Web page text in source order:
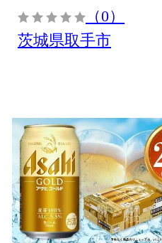
（0）
茨城県取手市